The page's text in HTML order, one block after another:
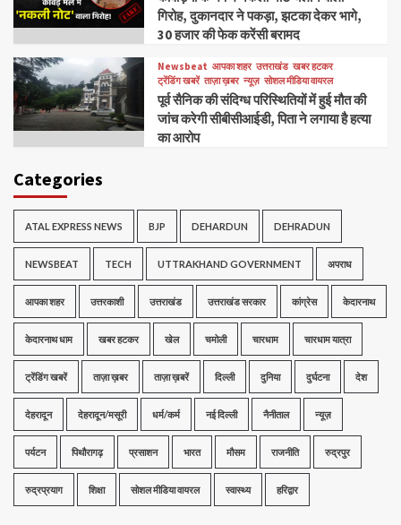
गिरोह, दुकानदार ने पकड़ा, झटका देकर भागे,
30 हजार की फेक करेंसी बरामद
Newsbeat आपका शहर उत्तराखंड खबर हटकर
ट्रेंडिंग खबरें ताज़ा ख़बर न्यूज़ सोशल मीडिया वायरल
पूर्व सैनिक की संदिग्ध परिस्थितियों में हुई मौत की
जांच करेगी सीबीसीआईडी, पिता ने लगाया है हत्या
का आरोप
Categories
ATAL EXPRESS NEWS BJP DEHARDUN DEHRADUN
NEWSBEAT TECH UTTRAKHAND GOVERNMENT अपराध
आपका शहर उत्तरकाशी उत्तराखंड उत्तराखंड सरकार कांग्रेस केदारनाथ
केदारनाथ धाम खबर हटकर खेल चमोली चारधाम चारधाम यात्रा
ट्रेंडिंग खबरें ताज़ा ख़बर ताज़ा ख़बरें दिल्ली दुनिया दुर्घटना देश
देहरादून देहरादून/मसूरी धर्म/कर्म नई दिल्ली नैनीताल न्यूज़
पर्यटन पिथौरागढ़ प्रसाशन भारत मौसम राजनीति रुद्रपुर
रुद्रप्रयाग शिक्षा सोशल मीडिया वायरल स्वास्थ्य हरिद्वार